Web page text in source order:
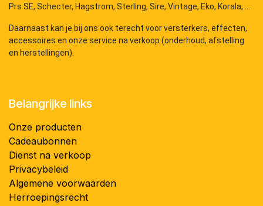
Prs SE, Schecter, Hagstrom, Sterling, Sire, Vintage, Eko, Korala, ...
Daarnaast kan je bij ons ook terecht voor versterkers, effecten,
accessoires en onze service na verkoop (onderhoud, afstelling
en herstellingen).
Belangrijke links
Onze producten
Cadeaubonnen
Dienst na verkoop
Privacybeleid
Algemene voorwaarden
Herroepingsrecht